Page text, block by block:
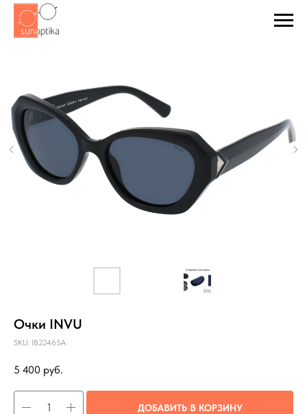
Очки INVU
SKU: IB22465A
5 400 руб.
ДОБАВИТЬ В КОРЗИНУ